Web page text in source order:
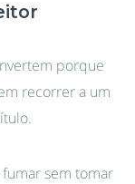
porque
recorrer a um
fumar sem tomar